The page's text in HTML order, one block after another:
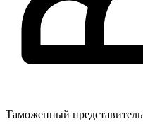
Таможенный представитель